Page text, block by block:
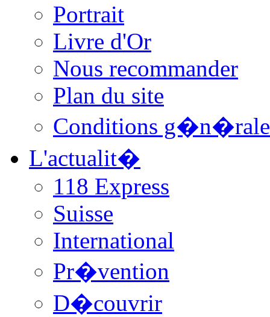
Portrait
Livre d'Or
Nous recommander
Plan du site
Conditions
L'actualit�
118 Express
Suisse
International
Pr�vention
D�couvrir